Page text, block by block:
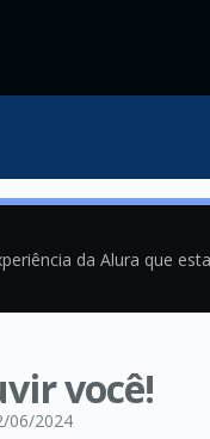
da Alura que
você!
06/2024